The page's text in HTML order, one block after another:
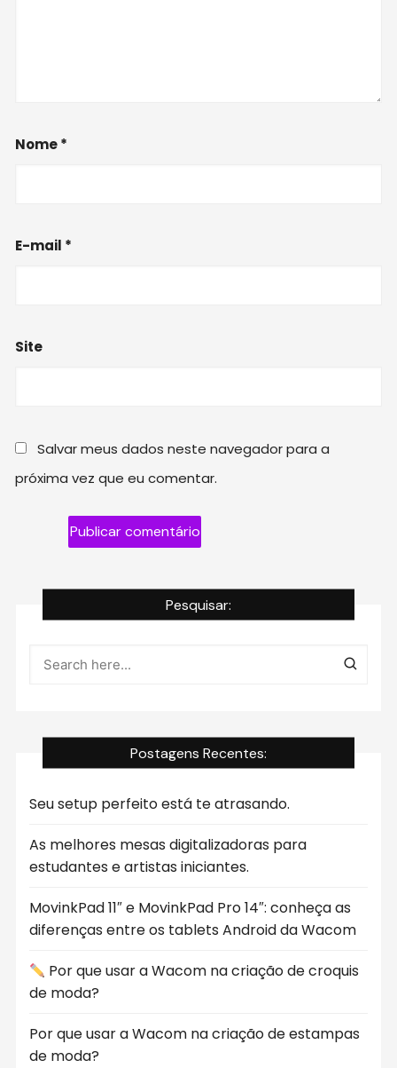
Nome*
E-mail *
Site
Salvar meus dados neste navegador para a
próxima vez que eu comentar.
Pesquisar:
Postagens Recentes:
Seu setup perfeito está te atrasando.
As melhores mesas digitalizadoras para
estudantes e artistas iniciantes.
MovinkPad 11″ e MovinkPad Pro 14″: conheça as
diferenças entre os tablets Android da Wacom
Por que usar a Wacom na criação de croquis
de moda?
Por que usar a Wacom na criação de estampas
de moda?